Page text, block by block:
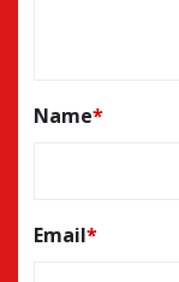
Name*
Email*